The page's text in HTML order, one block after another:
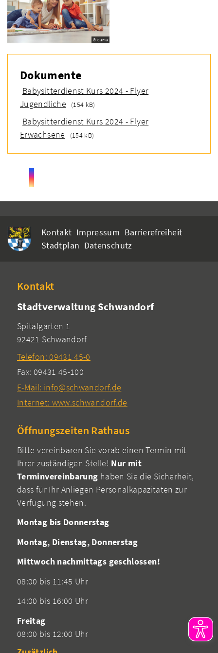
© Canva
Dokumente
Babysitterdienst Kurs 2024 - Flyer
Jugendliche
(154 kB)
Babysitterdienst Kurs 2024 - Flyer
Erwachsene
(154 kB)
Kontakt Impressum Barrierefreiheit
Stadtplan Datenschutz
Kontakt
Stadtverwaltung Schwandorf
Spitalgarten 1
92421 Schwandorf
Telefon: 09431 45-0
Fax: 09431 45-100
E-Mail: info@schwandorf.de
Internet: www.schwandorf.de
Öffnungszeiten Rathaus
Bitte vereinbaren Sie vorab einen Termin mit
Ihrer zuständigen Stelle! Nur mit
Terminvereinbarung haben Sie die Sicherheit,
dass für Ihr Anliegen Personalkapazitäten zur
Verfügung stehen.
Montag bis Donnerstag
Montag, Dienstag, Donnerstag
Mittwoch nachmittags geschlossen!
08:00 bis 11:45 Uhr
14:00 bis 16:00 Uhr
Freitag
08:00 bis 12:00 Uhr